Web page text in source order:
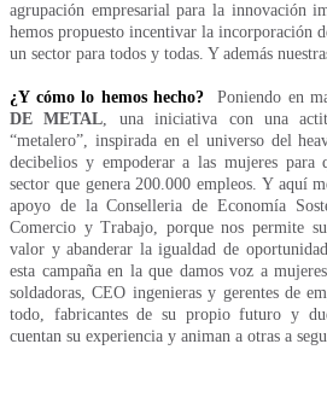
agrupación empresarial para la innovación
hemos propuesto incentivar la incorporación
un sector para todos y todas. Y además
¿Y cómo lo hemos hecho? Poniendo en
DE METAL, una iniciativa con una
“metalero”, inspirada en el universo del
decibelios y empoderar a las mujeres para
sector que genera 200.000 empleos. Y aquí
apoyo de la Conselleria de Economía
Comercio y Trabajo, porque nos permite
valor y abanderar la igualdad de
esta campaña en la que damos voz a
soldadoras, CEO ingenieras y gerentes de
todo, fabricantes de su propio futuro y
cuentan su experiencia y animan a otras a